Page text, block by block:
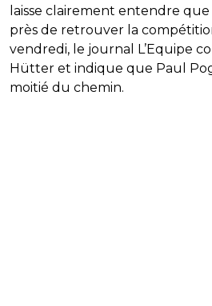
laisse clairement entendre que
près de retrouver la
vendredi, le journal L’Equipe
Hütter et indique que Paul
moitié du chemin.